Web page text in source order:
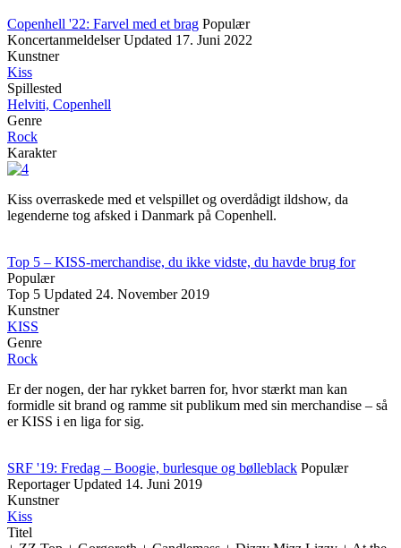
Copenhell '22: Farvel med et brag Populær
Koncertanmeldelser Updated 17. Juni 2022
Kunstner
Kiss
Spillested
Helviti, Copenhell
Genre
Rock
Karakter
Kiss overraskede med et velspillet og overdådigt ildshow, da
legenderne tog afsked i Danmark på Copenhell.
Top 5 – KISS-merchandise, du ikke vidste, du havde brug for
Populær
Top 5 Updated 24. November 2019
Kunstner
KISS
Genre
Rock
Er der nogen, der har rykket barren for, hvor stærkt man kan
formidle sit brand og ramme sit publikum med sin merchandise – så
er KISS i en liga for sig.
SRF '19: Fredag – Boogie, burlesque og bølleblack Populær
Reportager Updated 14. Juni 2019
Kunstner
Kiss
Titel